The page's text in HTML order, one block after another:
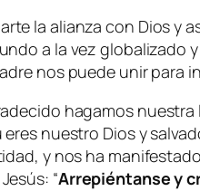
la alianza con Dios
a la vez globalizado
nos puede unir para
hagamos
nuestro Dios y
y nos ha
“Arrepiéntanse y